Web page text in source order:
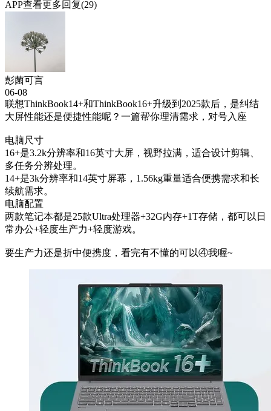
APP查看更多回复(29)
彭菌可言
06-08
联想ThinkBook14+和ThinkBook16+升级到2025款后，是纠结
大屏性能还是便捷性能呢？一篇帮你理清需求，对号入座
电脑尺寸
16+是3.2k分辨率和16英寸大屏，视野拉满，适合设计剪辑、
多任务分辨处理。
14+是3k分辨率和14英寸屏幕，1.56kg重量适合便携需求和长
续航需求。
电脑配置
两款笔记本都是25款Ultra处理器+32G内存+1T存储，都可以日
常办公+轻度生产力+轻度游戏。
要生产力还是折中便携度，看完有不懂的可以④我喔~